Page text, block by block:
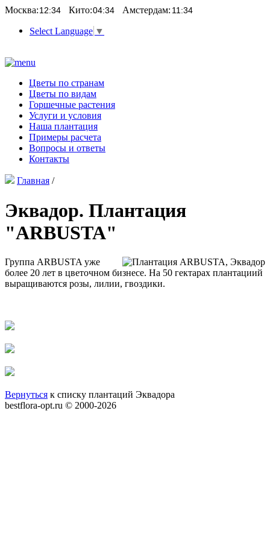
Москва: Кито: Амстердам:
Select Language ▼
Цветы по странам
Цветы по видам
Горшечные растения
Услуги и условия
Наша плантация
Примеры расчета
Вопросы и ответы
Контакты
Главная /
Эквадор. Плантация
"ARBUSTA"
Группа ARBUSTA уже
более 20 лет в цветочном бизнесе. На 50 гектарах плантациий
выращиваются розы, лилии, гвоздики.
Вернуться к списку плантаций Эквадора
bestflora-opt.ru © 2000-2026